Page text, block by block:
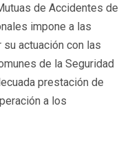
de Accidentes de
impone a las
actuación con las
de la Seguridad
prestación de
a los